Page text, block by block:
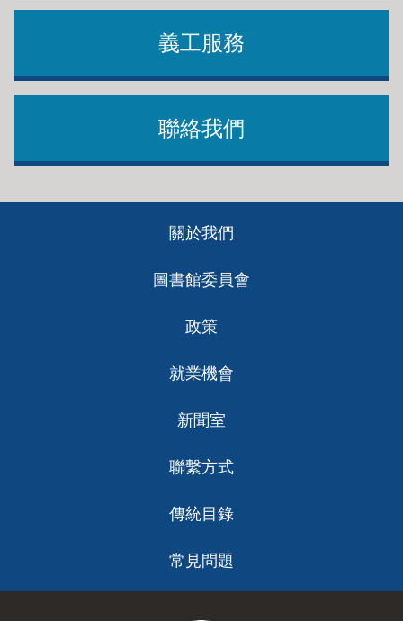
義工服務
聯絡我們
關於我們
圖書館委員會
政策
就業機會
新聞室
聯繫方式
傳統目錄
常見問題